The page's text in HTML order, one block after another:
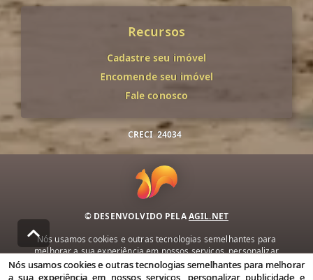
Recursos
Cadastre seu imóvel
Encomende seu imóvel
Fale conosco
CRECI 24034
© DESENVOLVIDO PELAAGIL.NET
Nós usamos cookies e outras tecnologias semelhantes para
melhorar a sua experiência em nossos serviços, personalizar
publicidade e recomendar conteúdo de seu interesse. Ao utilizar
nossos serviços, você concorda com nossa política de privacidade e
Nós usamos cookies e outras tecnologias semelhantes para melhorar
a sua experiência em nossos serviços, personalizar publicidade e